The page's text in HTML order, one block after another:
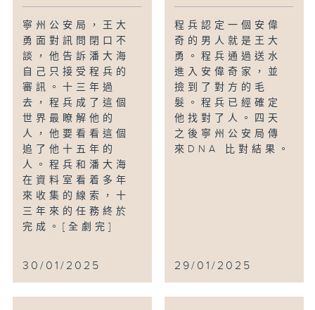
寧州公安局，王大
勇面對訊問閉口不
談，他告訴潘大海
自己只接受程兵的
審訊。十三年過
去，程兵成了這個
世界最瞭解他的
人，他要看看這個
追了他十五年的
人。程兵和潘大海
在資料室看着多年
來收集的線索，十
三年來的任務終於
完成。[全劇完]
30/01/2025
程兵認定一個安偉
奇的男人就是王大
勇。程兵通過送水
進入安偉奇家，並
撿到了對方的毛
髮。程兵已經確定
他找對了人。四天
之後寧州公安局傳
來DNA 比對結果。
29/01/2025